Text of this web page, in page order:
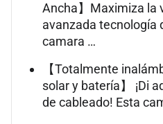
Ancha】Maximiza la
avanzada tecnología
camara …
【Totalmente
solar y batería】 ¡Di
de cableado! Esta